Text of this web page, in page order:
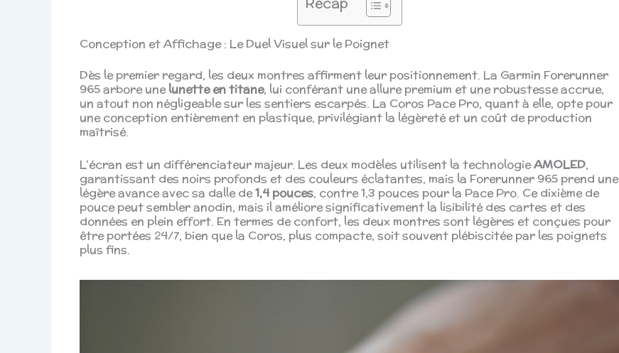
Conception et Affichage : Le Duel Visuel sur le Poignet
Dès le premier regard, les deux montres affirment leur positionnement. La Garmin Forerunner
965 arbore unelunette en titane, lui conférant une allure premium et une robustesse accrue,
un atout non négligeable sur les sentiers escarpés. La Coros Pace Pro, quant à elle, opte pour
une conception entièrement en plastique, privilégiant la légèreté et un coût de production
maîtrisé.
L’écran est un différenciateur majeur. Les deux modèles utilisent la technologieAMOLED,
garantissant des noirs profonds et des couleurs éclatantes, mais la Forerunner 965 prend une
légère avance avec sa dalle de1,4 pouces, contre 1,3 pouces pour la Pace Pro. Ce dixième de
pouce peut sembler anodin, mais il améliore significativement la lisibilité des cartes et des
données en plein effort. En termes de confort, les deux montres sont légères et conçues pour
être portées 24/7, bien que la Coros, plus compacte, soit souvent plébiscitée par les poignets
plus fins.